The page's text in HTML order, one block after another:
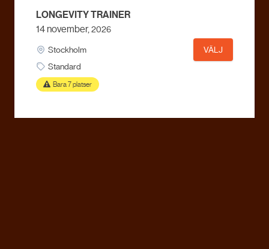
LONGEVITY TRAINER
14 november,2026
Stockholm
Standard
Bara 7 platser
VÄLJ